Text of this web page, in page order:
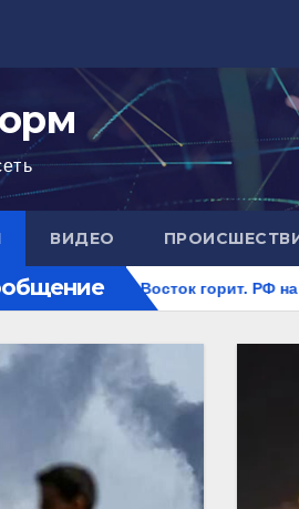
ВИДЕО
горит. РФ на перекрестке